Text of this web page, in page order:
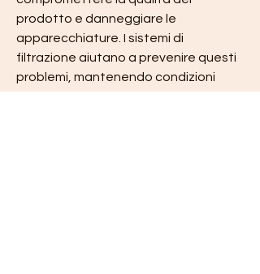
prodotto e danneggiare le
apparecchiature. I sistemi di
filtrazione aiutano a prevenire questi
problemi, mantenendo condizioni